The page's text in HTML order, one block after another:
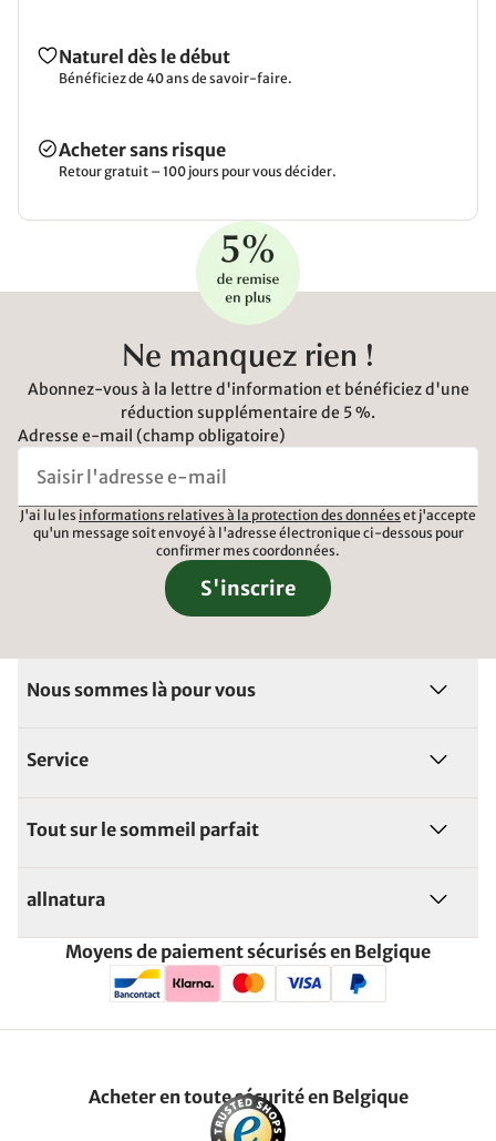
Naturel dès le début
Bénéficiez de 40 ans de savoir-faire.
Acheter sans risque
Retour gratuit – 100 jours pour vous décider.
Ne manquez rien !
Abonnez-vous à la lettre d'information et bénéficiez d'une
réduction supplémentaire de 5 %.
Adresse e-mail (champ obligatoire)
J'ai lu les informations relatives à la protection des données et j'accepte
qu'un message soit envoyé à l'adresse électronique ci-dessous pour
confirmer mes coordonnées.
S'inscrire
Nous sommes là pour vous
Service
Tout sur le sommeil parfait
allnatura
Moyens de paiement sécurisés en Belgique
Acheter en toute sécurité en Belgique